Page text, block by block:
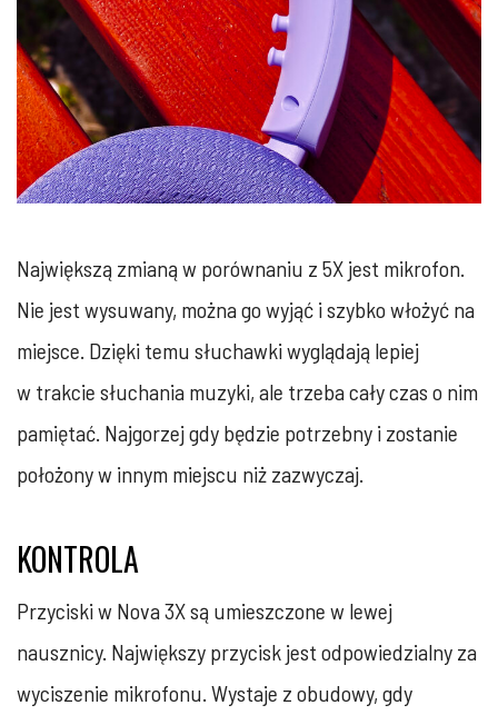
Największą zmianą w porównaniu z 5X jest mikrofon.
Nie jest wysuwany, można go wyjąć i szybko włożyć na
miejsce. Dzięki temu słuchawki wyglądają lepiej
w trakcie słuchania muzyki, ale trzeba cały czas o nim
pamiętać. Najgorzej gdy będzie potrzebny i zostanie
położony w innym miejscu niż zazwyczaj.
KONTROLA
Przyciski w Nova 3X są umieszczone w lewej
nausznicy. Największy przycisk jest odpowiedzialny za
wyciszenie mikrofonu. Wystaje z obudowy, gdy